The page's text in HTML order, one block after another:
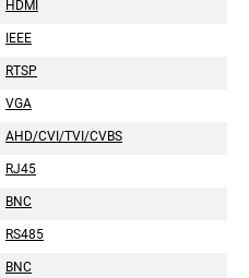
HDMI
IEEE
RTSP
VGA
AHD/CVI/TVI/CVBS
RJ45
BNC
RS485
BNC